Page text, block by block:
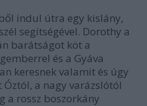
indul útra egy kislány,
segítségével. Dorothy a
barátságot köt a
és a Gyáva
keresnek valamit és úgy
Óztól, a nagy varázslótól
a rossz boszorkány